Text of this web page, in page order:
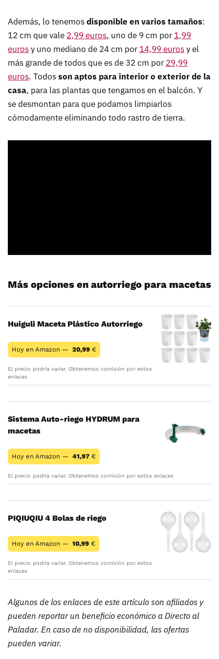
Además, lo tenemosdisponible en varios tamaños:
12 cm que vale 2,99 euros, uno de 9 cm por 1,99
eurosy uno mediano de 24 cm por 14,99 eurosy el
más grande de todos que es de 32 cm por 29,99
euros. Todosson aptos para interior o exterior de la
casa, para las plantas que tengamos en el balcón. Y
se desmontan para que podamos limpiarlos
cómodamente eliminando todo rastro de tierra.
Más opciones en autorriego para macetas
Huiguli Maceta Plástico Autorriego
Hoy en Amazon — 20,99 €
El precio podría variar. Obtenemos comisión por estos
enlaces
Sistema Auto-riego HYDRUM para
macetas
Hoy en Amazon — 41,97 €
El precio podría variar. Obtenemos comisión por estos enlaces
PIQIUQIU 4 Bolas de riego
Hoy en Amazon — 10,99 €
El precio podría variar. Obtenemos comisión por estos
enlaces
Algunos de los enlaces de este artículo son afiliados y
pueden reportar un beneficio económico a Directo al
Paladar. En caso de no disponibilidad, las ofertas
pueden variar.